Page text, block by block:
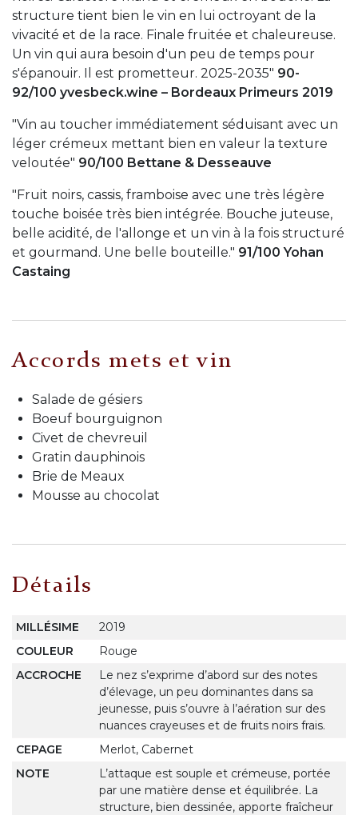
structure tient bien le vin en lui octroyant de la
vivacité et de la race. Finale fruitée et chaleureuse.
Un vin qui aura besoin d'un peu de temps pour
s'épanouir. Il est prometteur. 2025-2035" 90-
92/100 yvesbeck.wine – Bordeaux Primeurs 2019
"Vin au toucher immédiatement séduisant avec un
léger crémeux mettant bien en valeur la texture
veloutée" 90/100 Bettane & Desseauve
"Fruit noirs, cassis, framboise avec une très légère
touche boisée très bien intégrée. Bouche juteuse,
belle acidité, de l'allonge et un vin à la fois structuré
et gourmand. Une belle bouteille." 91/100 Yohan
Castaing
Accords mets et vin
Salade de gésiers
Boeuf bourguignon
Civet de chevreuil
Gratin dauphinois
Brie de Meaux
Mousse au chocolat
Détails
MILLÉSIME
2019
COULEUR
Rouge
ACCROCHE
Le nez s’exprime d’abord sur des notes
d’élevage, un peu dominantes dans sa
jeunesse, puis s’ouvre à l’aération sur des
nuances crayeuses et de fruits noirs frais.
CEPAGE
Merlot, Cabernet
NOTE
L’attaque est souple et crémeuse, portée
par une matière dense et équilibrée. La
structure, bien dessinée, apporte fraîcheur